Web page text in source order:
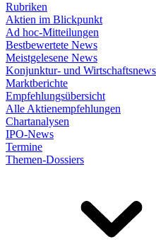
Rubriken
Aktien im Blickpunkt
Ad hoc-Mitteilungen
Bestbewertete News
Meistgelesene News
Konjunktur- und Wirtschaftsnews
Marktberichte
Empfehlungsübersicht
Alle Aktienempfehlungen
Chartanalysen
IPO-News
Termine
Themen-Dossiers